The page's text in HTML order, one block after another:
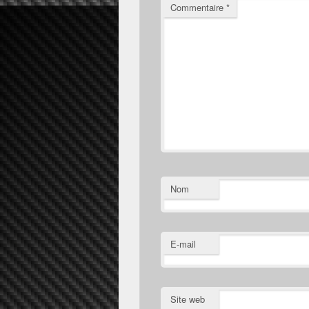
Commentaire *
Nom
E-mail
Site web